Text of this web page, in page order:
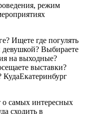
режим
Ищете где погулять
девушкой? Выбираете
на выходные?
выставки?
КудаЕкатеринбург
самых интересных
сходить в